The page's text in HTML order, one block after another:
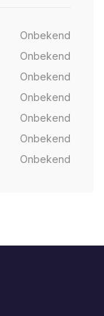
Onbekend
Onbekend
Onbekend
Onbekend
Onbekend
Onbekend
Onbekend